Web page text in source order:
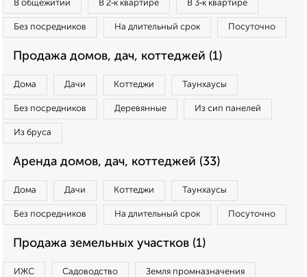
В общежитии В 2‑к квартире В 3‑к квартире
Без посредников На длительный срок Посуточно
Продажа домов, дач, коттеджей (1)
Дома Дачи Коттеджи Таунхаусы
Без посредников Деревянные Из сип панелей
Из бруса
Аренда домов, дач, коттеджей (33)
Дома Дачи Коттеджи Таунхаусы
Без посредников На длительный срок Посуточно
Продажа земельных участков (1)
ИЖС Садоводство Земля промназначения